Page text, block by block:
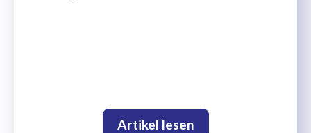
Artikel lesen